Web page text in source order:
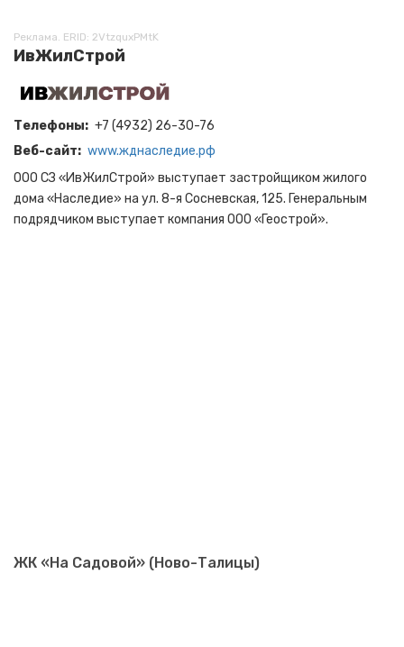
Реклама. ERID: 2VtzquxPMtK
ИвЖилСтрой
Телефоны
+7 (4932) 26-30-76
Веб-сайт
www.жднаследие.рф
ООО СЗ «ИвЖилСтрой» выступает застройщиком жилого
дома «Наследие» на ул. 8-я Сосневская, 125. Генеральным
подрядчиком выступает компания ООО «Геострой».
ЖК «На Садовой» (Ново-Талицы)